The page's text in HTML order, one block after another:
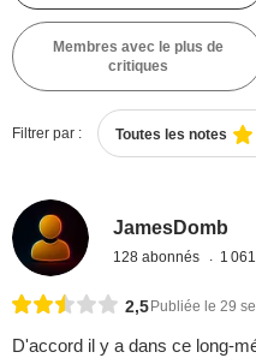
Membres avec le plus de
critiques
Filtrer par : Toutes les notes
JamesDomb
128 abonnés 1
2,5 Publiée le 29
D'accord il y a dans ce long-